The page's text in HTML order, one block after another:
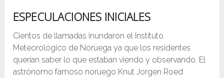
ESPECULACIONES INICIALES
Cientos de llamadas inundaron el Instituto
Meteorológico de Noruega ya que los residentes
querían saber lo que estaban viendo y observando. El
astrónomo famoso noruego Knut Jorgen Roed